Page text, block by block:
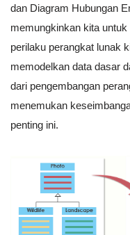
dan Diagram Hubungan
memungkinkan kita
perilaku perangkat lunak
memodelkan data dasar
dari pengembangan
menemukan
penting ini.